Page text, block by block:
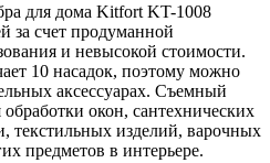
для дома Kitfort KT-1008
за счет продуманной
и невысокой стоимости.
10 насадок, поэтому можно
аксессуарах. Съемный
окон, сантехнических
текстильных изделий, варочных
предметов в интерьере.